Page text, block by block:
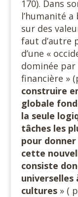
170). Dans
l’humanité
sur des
faut d’autre
d’une «
dominée
financière »
construire
globale
la seule
tâches les
pour
cette
consiste
universelles
cultures » (